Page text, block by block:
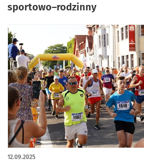
sportowo–rodzinny
12.09.2025